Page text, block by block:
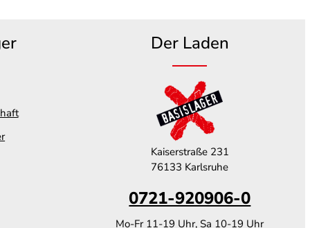
Der Laden
Kaiserstraße 231
76133 Karlsruhe
0721-920906-0
Mo-Fr 11-19 Uhr, Sa 10-19 Uhr